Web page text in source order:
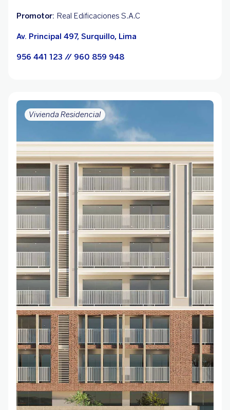
Promotor: Real Edificaciones S.A.C
Av. Principal 497, Surquillo, Lima
956 441 123 // 960 859 948
Vivienda Residencial